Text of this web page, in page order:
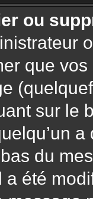
ou
que
sur le
du
a été